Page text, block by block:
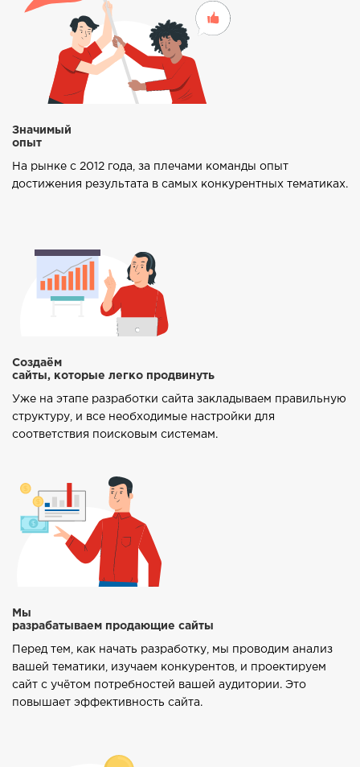
Значимый
опыт
На рынке с 2012 года, за плечами команды опыт
достижения результата в самых конкурентных тематиках.
Создаём
сайты, которые легко продвинуть
Уже на этапе разработки сайта закладываем правильную
структуру, и все необходимые настройки для
соответствия поисковым системам.
Мы
разрабатываем продающие сайты
Перед тем, как начать разработку, мы проводим анализ
вашей тематики, изучаем конкурентов, и проектируем
сайт с учётом потребностей вашей аудитории. Это
повышает эффективность сайта.